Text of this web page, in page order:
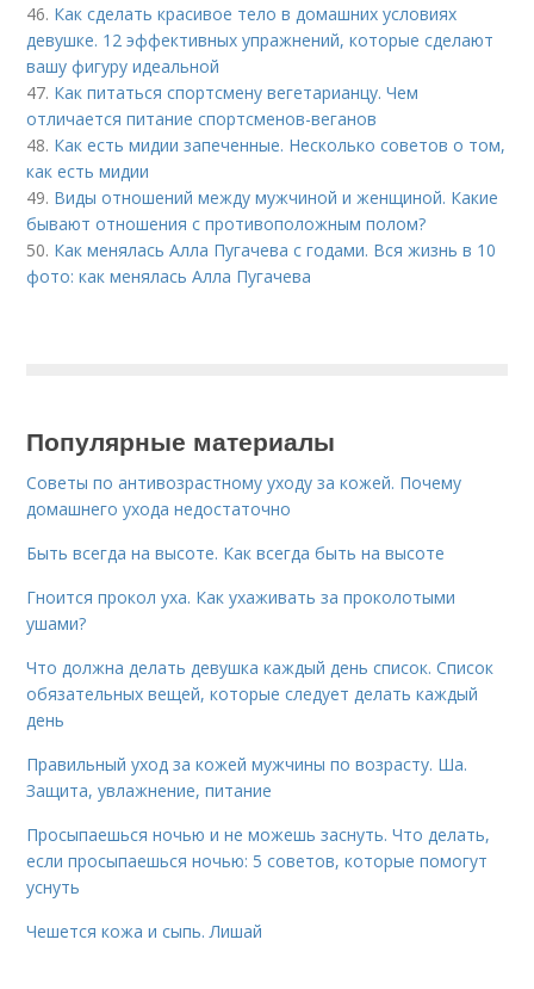
46. Как сделать красивое тело в домашних условиях
девушке. 12 эффективных упражнений, которые сделают
вашу фигуру идеальной
47. Как питаться спортсмену вегетарианцу. Чем
отличается питание спортсменов-веганов
48. Как есть мидии запеченные. Несколько советов о том,
как есть мидии
49. Виды отношений между мужчиной и женщиной. Какие
бывают отношения с противоположным полом?
50. Как менялась Алла Пугачева с годами. Вся жизнь в 10
фото: как менялась Алла Пугачева
Популярные материалы
Советы по антивозрастному уходу за кожей. Почему
домашнего ухода недостаточно
Быть всегда на высоте. Как всегда быть на высоте
Гноится прокол уха. Как ухаживать за проколотыми
ушами?
Что должна делать девушка каждый день список. Список
обязательных вещей, которые следует делать каждый
день
Правильный уход за кожей мужчины по возрасту. Ша.
Защита, увлажнение, питание
Просыпаешься ночью и не можешь заснуть. Что делать,
если просыпаешься ночью: 5 советов, которые помогут
уснуть
Чешется кожа и сыпь. Лишай